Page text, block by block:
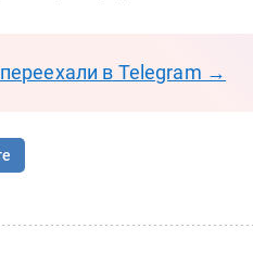
в Telegram →